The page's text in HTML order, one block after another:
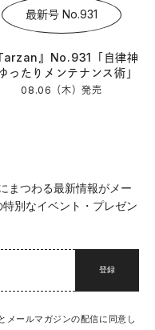
最新号 No.931
Tarzan』No.931「自律神
ったりメンテナンス術」
08.06（木）発売
まつわる最新情報がメー
別なイベント・プレゼン
登録
メールマガジンの配信に同意し